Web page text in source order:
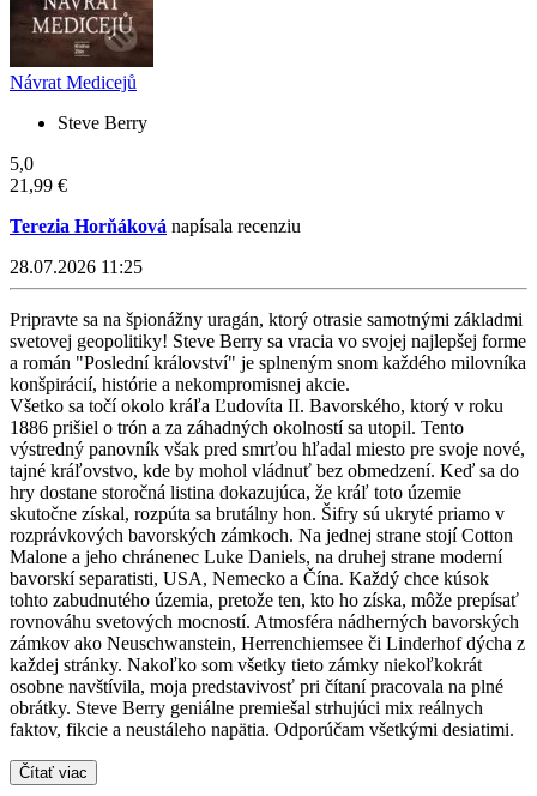
Návrat Medicejů
Steve Berry
5,0
21,99 €
Terezia Horňáková napísala recenziu
28.07.2026 11:25
Pripravte sa na špionážny uragán, ktorý otrasie samotnými základmi
svetovej geopolitiky! Steve Berry sa vracia vo svojej najlepšej forme
a román "Poslední království" je splneným snom každého milovníka
konšpirácií, histórie a nekompromisnej akcie.
Všetko sa točí okolo kráľa Ľudovíta II. Bavorského, ktorý v roku
1886 prišiel o trón a za záhadných okolností sa utopil. Tento
výstredný panovník však pred smrťou hľadal miesto pre svoje nové,
tajné kráľovstvo, kde by mohol vládnuť bez obmedzení. Keď sa do
hry dostane storočná listina dokazujúca, že kráľ toto územie
skutočne získal, rozpúta sa brutálny hon. Šifry sú ukryté priamo v
rozprávkových bavorských zámkoch. Na jednej strane stojí Cotton
Malone a jeho chránenec Luke Daniels, na druhej strane moderní
bavorskí separatisti, USA, Nemecko a Čína. Každý chce kúsok
tohto zabudnutého územia, pretože ten, kto ho získa, môže prepísať
rovnováhu svetových mocností. Atmosféra nádherných bavorských
zámkov ako Neuschwanstein, Herrenchiemsee či Linderhof dýcha z
každej stránky. Nakoľko som všetky tieto zámky niekoľkokrát
osobne navštívila, moja predstavivosť pri čítaní pracovala na plné
obrátky. Steve Berry geniálne premiešal strhujúci mix reálnych
faktov, fikcie a neustáleho napätia. Odporúčam všetkými desiatimi.
Čítať viac